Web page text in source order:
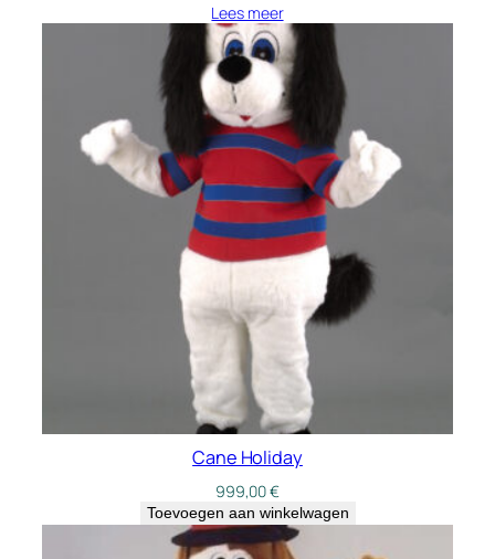
Lees meer
Cane Holiday
999,00€
Toevoegen aan winkelwagen